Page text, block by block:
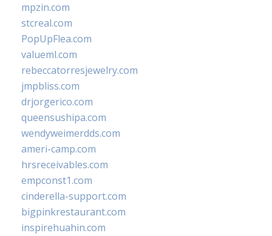
mpzin.com
stcreal.com
PopUpFlea.com
valueml.com
rebeccatorresjewelry.com
jmpbliss.com
drjorgerico.com
queensushipa.com
wendyweimerdds.com
ameri-camp.com
hrsreceivables.com
empconst1.com
cinderella-support.com
bigpinkrestaurant.com
inspirehuahin.com